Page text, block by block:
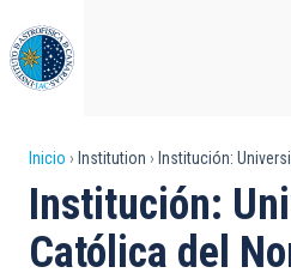
al
contenido
principal
Sobrescribir
enlaces
de
Inicio Institution Institución:
Institución:
Católica del